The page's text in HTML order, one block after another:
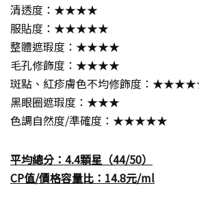
清透度：★★★★
服貼度：★★★★★
整體遮瑕度：★★★★
毛孔修飾度：★★★★
斑點、紅疹膚色不均修飾度：
黑眼圈遮瑕度：★★★
色調自然度/準確度：★★★★★
平均總分：4.4顆星（44/50）
CP值/價格容量比：14.8元/ml